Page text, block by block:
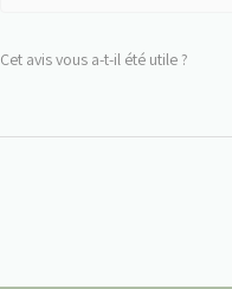
Cet avis vous a-t-il été utile ?